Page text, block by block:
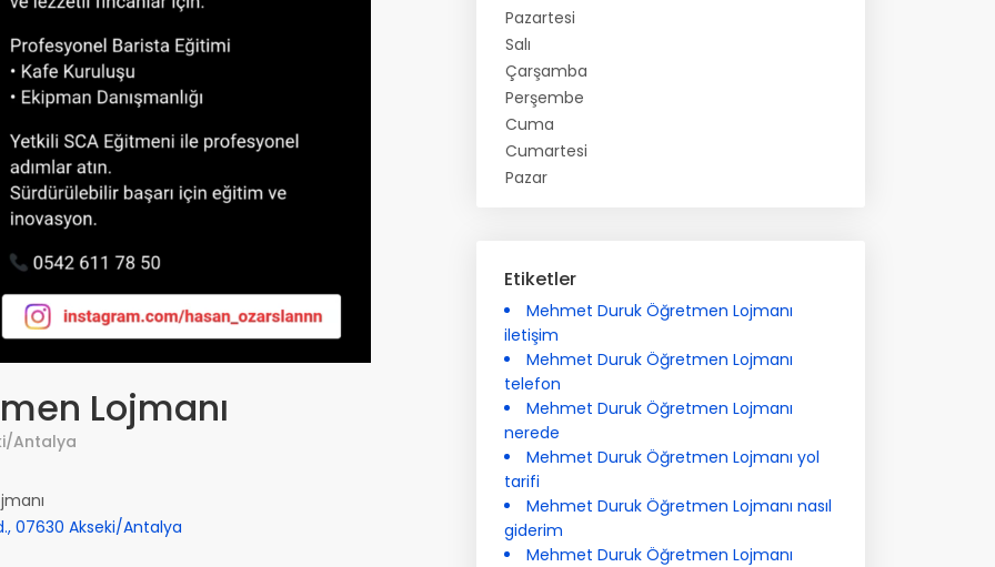
Lojmanı
Antalya
07630 Akseki/Antalya
Pazartesi
Salı
Çarşamba
Perşembe
Cuma
Cumartesi
Pazar
Etiketler
Mehmet Duruk Öğretmen Lojmanı
iletişim
Mehmet Duruk Öğretmen Lojmanı
telefon
Mehmet Duruk Öğretmen Lojmanı
nerede
Mehmet Duruk Öğretmen Lojmanı yol
tarifi
Mehmet Duruk Öğretmen Lojmanı nasıl
giderim
Mehmet Duruk Öğretmen Lojmanı